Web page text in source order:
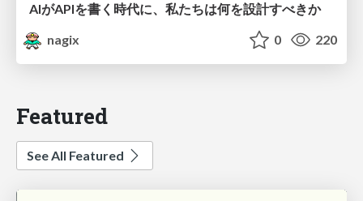
AIがAPIを書く時代に、私たちは何を設計すべきか
nagix
0 220
Featured
See All Featured